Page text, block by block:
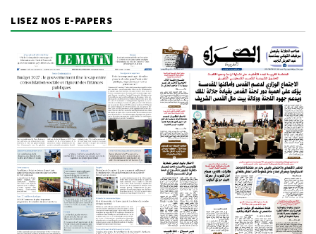
LISEZ NOS E-PAPERS